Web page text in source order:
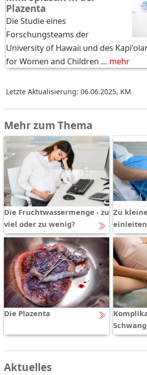
Plazenta
Die Studie eines
Forschungsteams der
University of Hawaii und des
for Women and Children … mehr
Letzte Aktualisierung: 06.06.2025, KM
Mehr zum Thema
Die Fruchtwassermenge - zu
viel oder zu wenig?
Zu
Die Plazenta
Aktuelles